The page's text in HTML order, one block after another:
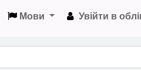
Мови Увійти в